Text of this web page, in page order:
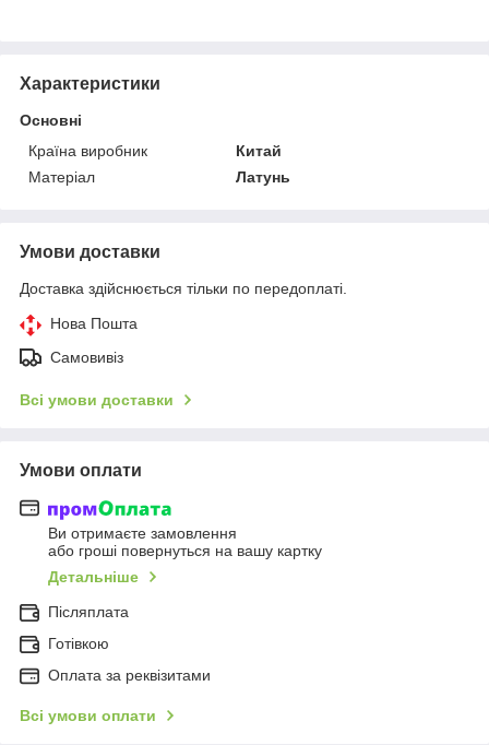
Характеристики
Основні
Країна виробник
Китай
Матеріал
Латунь
Умови доставки
Доставка здійснюється тільки по передоплаті.
Нова Пошта
Самовивіз
Всі умови доставки
Умови оплати
Ви отримаєте замовлення
або гроші повернуться на вашу картку
Детальніше
Післяплата
Готівкою
Оплата за реквізитами
Всі умови оплати